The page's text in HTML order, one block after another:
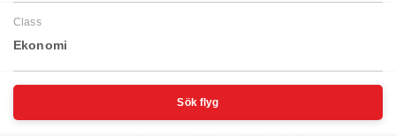
Class
Ekonomi
Sök flyg